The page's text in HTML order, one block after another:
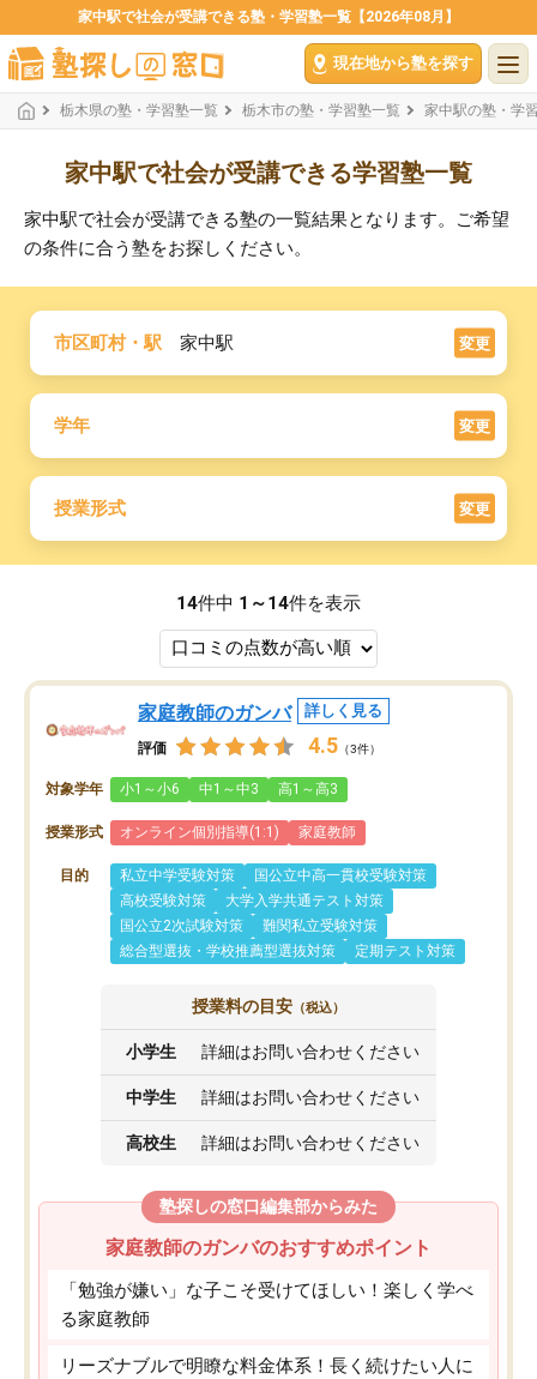
家中駅で社会が受講できる塾・学習塾一覧【2026年08月】
現在地から塾を探す
栃木県の塾・学習塾一覧 栃木市の塾・学習塾一覧 家中駅の塾・学
家中駅で社会が受講できる学習塾一覧
家中駅で社会が受講できる塾の一覧結果となります。ご希望
の条件に合う塾をお探しください。
市区町村・駅 家中駅 変更
学年 変更
授業形式 変更
14件中 1～14件を表示
家庭教師のガンバ 詳しく見る
評価 4.5 （3件）
対象学年 小1～小6 中1～中3 高1～高3
授業形式 オンライン個別指導(1:1) 家庭教師
目的 私立中学受験対策
国公立中高一貫校受験対策
高校受験対策
大学入学共通テスト対策
国公立2次試験対策
難関私立受験対策
総合型選抜・学校推薦型選抜対策
定期テスト対策
授業料の目安 （税込）
小学生 詳細はお問い合わせください
中学生 詳細はお問い合わせください
高校生 詳細はお問い合わせください
塾探しの窓口編集部からみた
家庭教師のガンバのおすすめポイント
「勉強が嫌い」な子こそ受けてほしい！楽しく学べ
る家庭教師
リーズナブルで明瞭な料金体系！長く続けたい人に